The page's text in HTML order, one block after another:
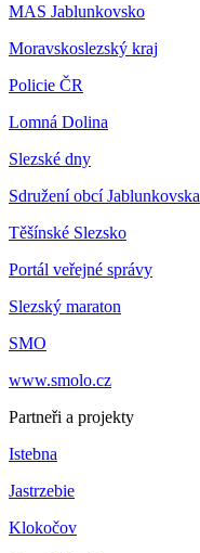
MAS Jablunkovsko
Moravskoslezský kraj
Policie ČR
Lomná Dolina
Slezské dny
Sdružení obcí Jablunkovska
Těšínské Slezsko
Portál veřejné správy
Slezský maraton
SMO
www.smolo.cz
Partneři a projekty
Istebna
Jastrzebie
Klokočov